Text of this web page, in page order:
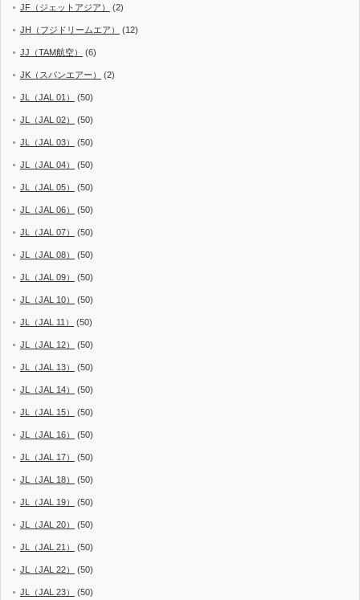
JF（ジェットアジア） (2)
JH（フジドリームエア） (12)
JJ（TAM航空） (6)
JK（スパンエアー） (2)
JL（JAL 01） (50)
JL（JAL 02） (50)
JL（JAL 03） (50)
JL（JAL 04） (50)
JL（JAL 05） (50)
JL（JAL 06） (50)
JL（JAL 07） (50)
JL（JAL 08） (50)
JL（JAL 09） (50)
JL（JAL 10） (50)
JL（JAL 11） (50)
JL（JAL 12） (50)
JL（JAL 13） (50)
JL（JAL 14） (50)
JL（JAL 15） (50)
JL（JAL 16） (50)
JL（JAL 17） (50)
JL（JAL 18） (50)
JL（JAL 19） (50)
JL（JAL 20） (50)
JL（JAL 21） (50)
JL（JAL 22） (50)
JL（JAL 23） (50)